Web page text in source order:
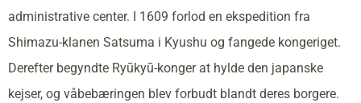
administrative center. I 1609 forlod en ekspedition fra
Shimazu-klanen Satsuma i Kyushu og fangede kongeriget.
Derefter begyndte Ryūkyū-konger at hylde den japanske
kejser, og våbebæringen blev forbudt blandt deres borgere.